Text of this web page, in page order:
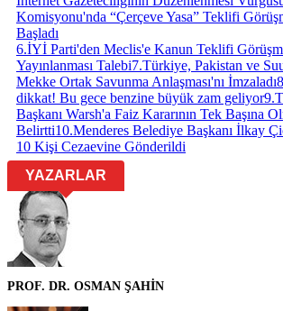
Komisyonu'nda “Çerçeve Yasa” Teklifi
Başladı
6.İYİ Parti'den Meclis'e Kanun Teklifi
Yayınlanması Talebi7.Türkiye, Pakistan ve
Mekke Ortak Savunma Anlaşması'nı İmzaladı8
dikkat! Bu gece benzine büyük zam geliyor9.
Başkanı Warsh'a Faiz Kararının Tek Başına
Belirtti10.Menderes Belediye Başkanı İlkay
10 Kişi Cezaevine Gönderildi
YAZARLAR
PROF. DR. OSMAN ŞAHİN